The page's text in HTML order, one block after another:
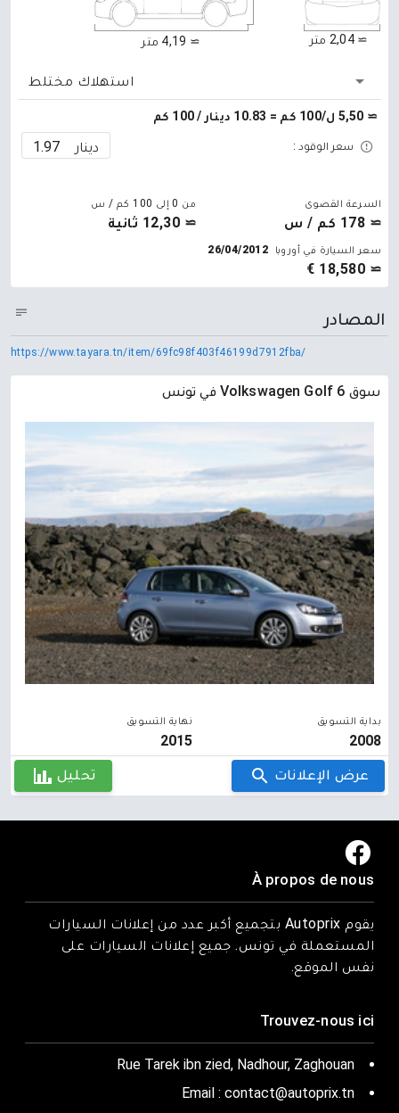
≃ 4,19 متر ≃ 2,04 متر
استهلاك مختلط
≃ 5,50 ل/100 كم = 10.83 دينار / 100 كم
سعر الوقود : دينار
السرعة القصوى
≃ 178 كم / س
من 0 إلى 100 كم / س
≃ 12,30 ثانية
سعر السيارة في أوروبا 26/04/2012
≃ 18,580 €
المصادر
https://www.tayara.tn/item/69fc98f403f46199d7912fba/
سوق Volkswagen Golf 6 في تونس
بداية التسويق
2008
نهاية التسويق
2015
عرض الإعلانات تحليل
À propos de nous
يقوم Autoprix بتجميع أكبر عدد من إعلانات السيارات
المستعملة في تونس. جميع إعلانات السيارات على
نفس الموقع.
Trouvez-nous ici
Rue Tarek ibn zied, Nadhour, Zaghouan
Email : contact@autoprix.tn